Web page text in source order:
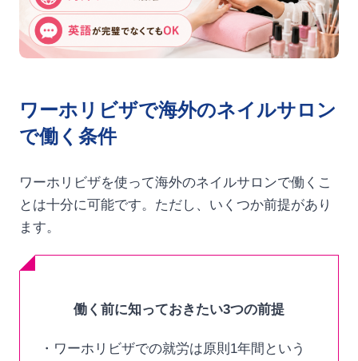
ワーホリビザで海外のネイルサロン
で働く条件
ワーホリビザを使って海外のネイルサロンで働くこ
とは十分に可能です。ただし、いくつか前提があり
ます。
働く前に知っておきたい3つの前提
・ワーホリビザでの就労は原則1年間という